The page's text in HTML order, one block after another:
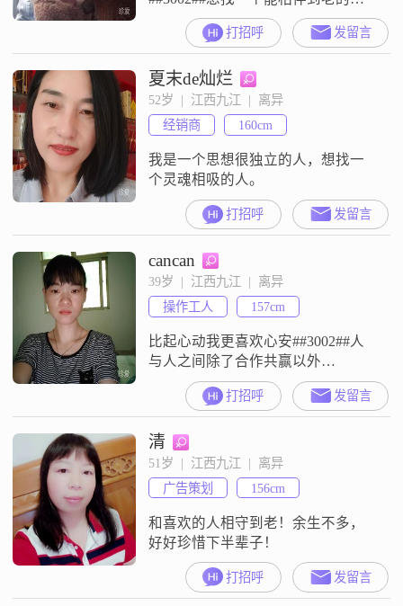
一半##3002##非诚勿扰
打招呼 发留言
夏末de灿烂
52岁  |  江西九江  |  离异
经销商
160cm
我是一个思想很独立的人，想找一
个灵魂相吸的人。
打招呼 发留言
cancan
39岁  |  江西九江  |  离异
操作工人
157cm
比起心动我更喜欢心安##3002##人
与人之间除了合作共赢以外
##3002##婚姻应该还有一份责任与
担当，包容与理解##3002##懂感恩
##3002##余生不将就，双向才有意
义##3002##
打招呼 发留言
清
51岁  |  江西九江  |  离异
广告策划
156cm
和喜欢的人相守到老！余生不多，
好好珍惜下半辈子！
打招呼 发留言